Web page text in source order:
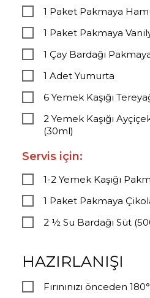
1 Paket Pakmaya
1 Paket Pakmaya
1 Çay Bardağı
1 Adet Yumurta
6 Yemek Kaşığı
2 Yemek Kaşığı
(30ml)
Servis için:
1-2 Yemek Kaşığı
1 Paket Pakmaya
2 ½ Su Bardağı Süt
HAZIRLANIŞI
Fırınınızı önceden